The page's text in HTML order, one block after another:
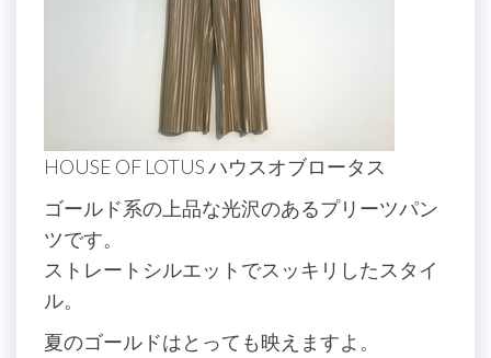
HOUSE OF LOTUS ハウスオブロータス
ゴールド系の上品な光沢のあるプリーツパン
ツです。
ストレートシルエットでスッキリしたスタイ
ル。
夏のゴールドはとっても映えますよ。